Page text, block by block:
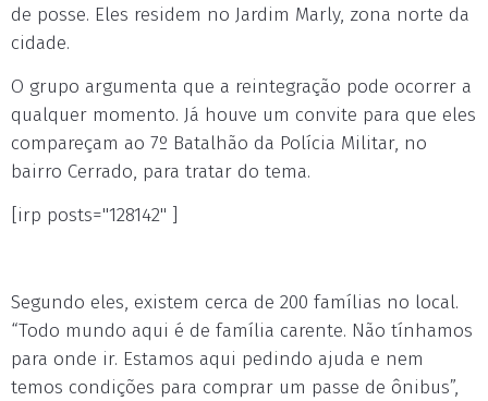
de posse. Eles residem no Jardim Marly, zona norte da
cidade.
O grupo argumenta que a reintegração pode ocorrer a
qualquer momento. Já houve um convite para que eles
compareçam ao 7º Batalhão da Polícia Militar, no
bairro Cerrado, para tratar do tema.
[irp posts="128142" ]
Segundo eles, existem cerca de 200 famílias no local.
“Todo mundo aqui é de família carente. Não tínhamos
para onde ir. Estamos aqui pedindo ajuda e nem
temos condições para comprar um passe de ônibus”,